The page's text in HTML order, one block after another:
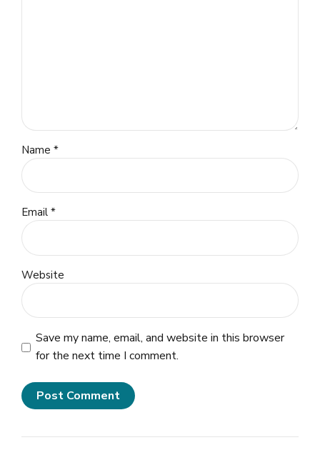
Name *
Email *
Website
Save my name, email, and website in this browser
for the next time I comment.
Post Comment